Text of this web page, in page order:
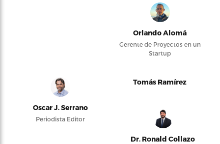
Orlando Alomá
Gerente de Proyectos en un
Startup
Oscar J. Serrano
Periodista Editor
Tomás Ramírez
Dr. Ronald Collazo